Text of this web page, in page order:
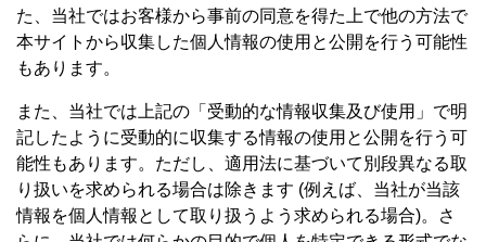
た、当社ではお客様から事前の同意を得た上で他の方法で
本サイトから収集した個人情報の使用と公開を行う可能性
もあります。
また、当社では上記の「受動的な情報収集及び使用」で明
記したように受動的に収集する情報の使用と公開を行う可
能性もあります。ただし、適用法に基づいて別段異なる取
り扱いを求められる場合は除きます (例えば、当社が当該
情報を個人情報として取り扱うよう求められる場合)。さ